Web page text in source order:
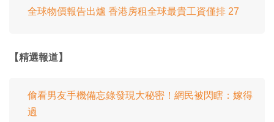
全球物價報告出爐 香港房租全球最貴工資僅排 27
【精選報道】
偷看男友手機備忘錄發現大秘密！網民被閃瞎：嫁得
過